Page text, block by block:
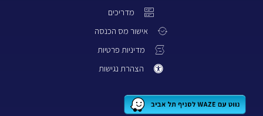
מדריכים
אישור מס הכנסה
מדיניות פרטיות
הצהרת נגישות